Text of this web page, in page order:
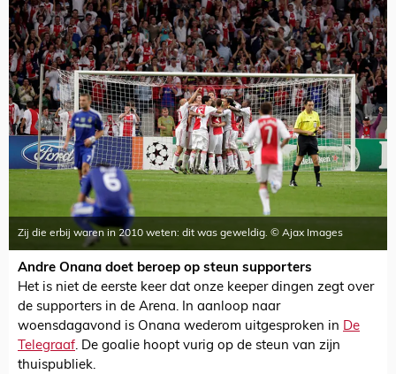
Zij die erbij waren in 2010 weten: dit was geweldig. © Ajax Images
Andre Onana doet beroep op steun supporters
Het is niet de eerste keer dat onze keeper dingen zegt over
de supporters in de Arena. In aanloop naar
woensdagavond is Onana wederom uitgesproken in De
Telegraaf. De goalie hoopt vurig op de steun van zijn
thuispubliek.